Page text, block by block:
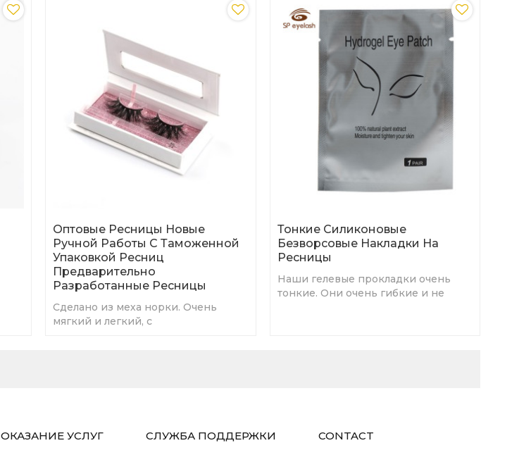
Оптовые Ресницы Новые
Ручной Работы С Таможенной
Упаковкой Ресниц
Предварительно
Разработанные Ресницы
Сделано из меха норки. Очень
мягкий и легкий, с
Тонкие Силиконовые
Безворсовые Накладки На
Ресницы
Наши гелевые прокладки очень
тонкие. Они очень гибкие и не
ОКАЗАНИЕ УСЛУГ СЛУЖБА ПОДДЕРЖКИ CONTACT